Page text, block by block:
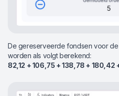
De gereserveerde fondsen voor
worden als volgt berekend:
82,12 + 106,75 + 138,78 + 180,42